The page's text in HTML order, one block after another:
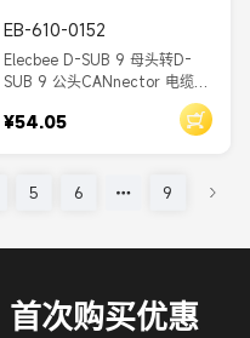
EB-610-0152
Elecbee D-SUB 9 母头转D-
SUB 9 公头CANnector 电缆
¥54.05
5 6 9
首次购买优惠